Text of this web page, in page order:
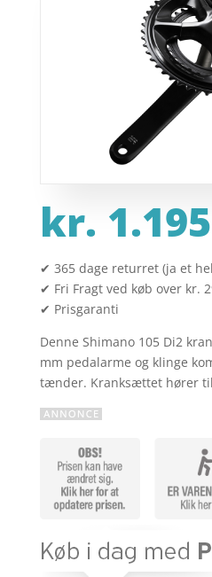
kr.
✔ 365 dage returret (ja et
✔ Fri Fragt ved køb over kr.
✔ Prisgaranti
Denne Shimano 105 Di2
mm pedalarme og klinge
tænder. Kranksættet hører